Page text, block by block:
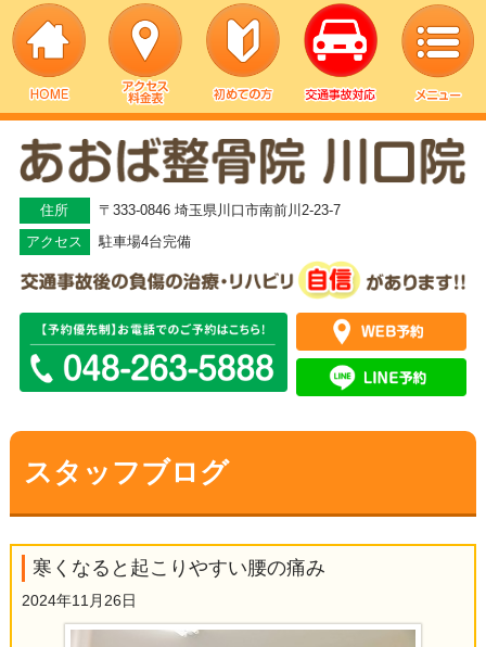
▼
▼
住所
〒333-0846 埼玉県川口市南前川2-23-7
アクセス
駐車場4台完備
スタッフブログ
寒くなると起こりやすい腰の痛み
2024年11月26日